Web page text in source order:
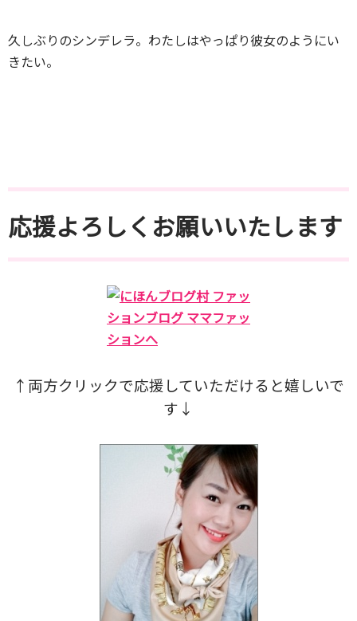
久しぶりのシンデレラ。わたしはやっぱり彼女のようにい
きたい。
応援よろしくお願いいたします
↑両方クリックで応援していただけると嬉しいで
す↓